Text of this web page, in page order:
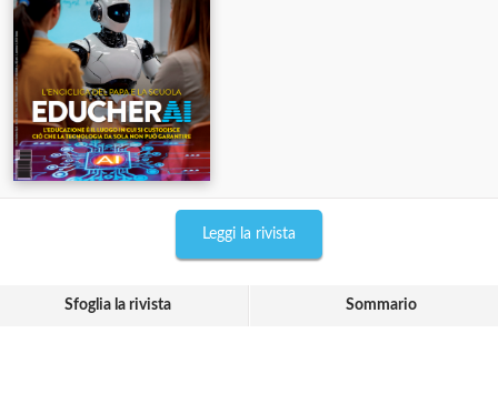
Leggi la rivista
Sfoglia la rivista Sommario